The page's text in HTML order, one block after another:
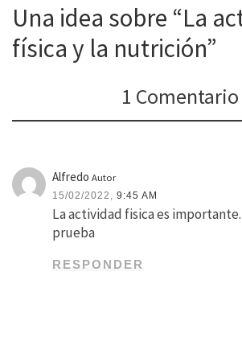
Una idea sobre “La
física y la nutrición”
1 Comentario
AlfredoAutor
15/02/2022, 9:45 AM
La actividad fisica es
prueba
RESPONDER